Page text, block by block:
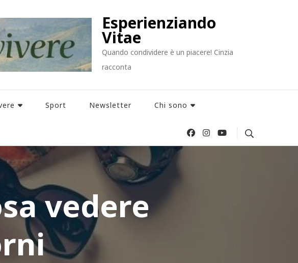
Esperienziando
Vitae
Quando condividere è un piacere! Cinzia
racconta
Sport Newsletter Chi sono
vedere